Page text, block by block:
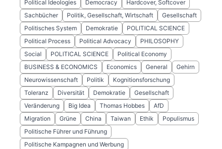
Political Ideologies Democracy
Hardcover, Softcover
Sachbücher
Politik, Gesellschaft, Wirtschaft
Gesellschaft
Politisches System
Demokratie
POLITICAL SCIENCE
Political Process
Political Advocacy
PHILOSOPHY
Social
POLITICAL SCIENCE
Political Economy
BUSINESS & ECONOMICS
Economics General
Gehirn
Neurowissenschaft
Politik
Kognitionsforschung
Toleranz
Diversität Demokratie
Gesellschaft
Veränderung
Big Idea Thomas Hobbes
AfD
Migration
Grüne China Taiwan Ethik
Populismus
Politische Führer und Führung
Politische Kampagnen und Werbung